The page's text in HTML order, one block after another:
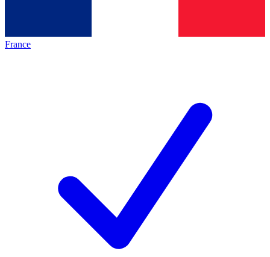
France